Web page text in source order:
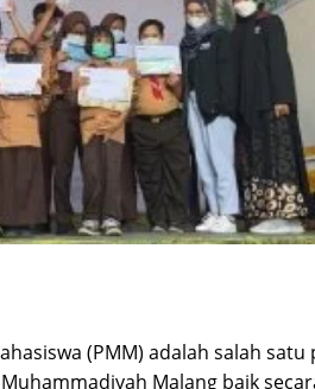
(PMM) adalah salah
Malang baik